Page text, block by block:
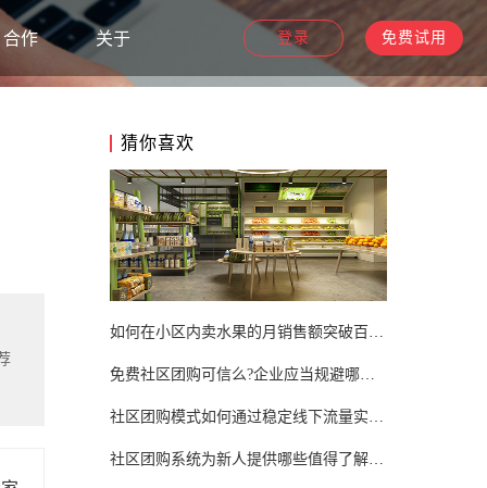
合作 关于 登录 免费试用
猜你喜欢
如何在小区内卖水果的月销售额突破百万，提高用户关注度
免费社区团购可信么?企业应当规避哪些陷阱?
社区团购模式如何通过稳定线下流量实现差异化运营推广?
社区团购系统为新人提供哪些值得了解的优势功能?